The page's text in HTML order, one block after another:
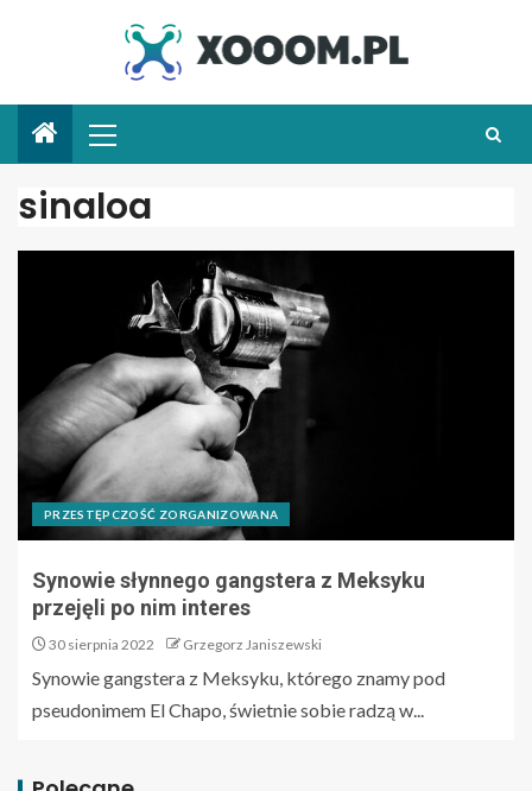
sinaloa
PRZESTĘPCZOŚĆ ZORGANIZOWANA
Synowie słynnego gangstera z Meksyku
przejęli po nim interes
30 sierpnia 2022 Grzegorz Janiszewski
Synowie gangstera z Meksyku, którego znamy pod
pseudonimem El Chapo, świetnie sobie radzą w...